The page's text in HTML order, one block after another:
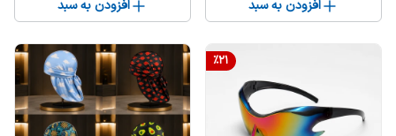
افزودن به سبد افزودن به سبد
%21